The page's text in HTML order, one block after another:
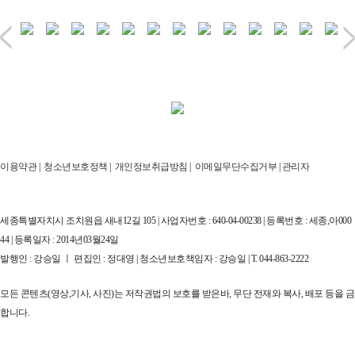
이용약관| 청소년보호정책 | 개인정보취급방침 | 이메일무단수집거부 | 관리자
세종특별자치시 조치원읍 새내12길 105 | 사업자번호 : 640-04-00238 | 등록번호 : 세종,아000
44 | 등록일자 : 2014년03월24일
발행인 : 강승일 ㅣ 편집인 : 정대영 | 청소년보호책임자 : 강승일 | T. 044-863-2222
모든 콘텐츠(영상,기사, 사진)는 저작권법의 보호를 받은바, 무단 전재와 복사, 배포 등을 금
합니다.